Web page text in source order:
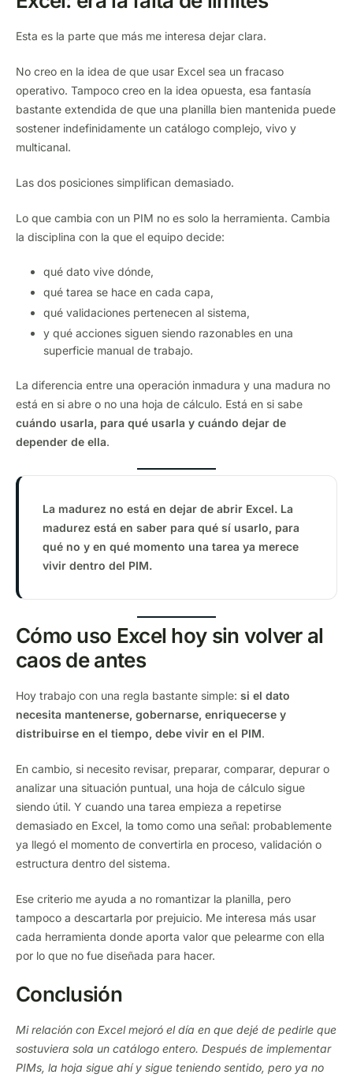
Esta es la parte que más me interesa dejar clara.
No creo en la idea de que usar Excel sea un fracaso
operativo. Tampoco creo en la idea opuesta, esa fantasía
bastante extendida de que una planilla bien mantenida puede
sostener indefinidamente un catálogo complejo, vivo y
multicanal.
Las dos posiciones simplifican demasiado.
Lo que cambia con un PIM no es solo la herramienta. Cambia
la disciplina con la que el equipo decide:
qué dato vive dónde,
qué tarea se hace en cada capa,
qué validaciones pertenecen al sistema,
y qué acciones siguen siendo razonables en una
superficie manual de trabajo.
La diferencia entre una operación inmadura y una madura no
está en si abre o no una hoja de cálculo. Está en si sabe
cuándo usarla, para qué usarla y cuándo dejar de
depender de ella.
La madurez no está en dejar de abrir Excel. La
madurez está en saber para qué sí usarlo, para
qué no y en qué momento una tarea ya merece
vivir dentro del PIM.
Cómo uso Excel hoy sin volver al
caos de antes
Hoy trabajo con una regla bastante simple: si el dato
necesita mantenerse, gobernarse, enriquecerse y
distribuirse en el tiempo, debe vivir en el PIM.
En cambio, si necesito revisar, preparar, comparar, depurar o
analizar una situación puntual, una hoja de cálculo sigue
siendo útil. Y cuando una tarea empieza a repetirse
demasiado en Excel, la tomo como una señal: probablemente
ya llegó el momento de convertirla en proceso, validación o
estructura dentro del sistema.
Ese criterio me ayuda a no romantizar la planilla, pero
tampoco a descartarla por prejuicio. Me interesa más usar
cada herramienta donde aporta valor que pelearme con ella
por lo que no fue diseñada para hacer.
Conclusión
Mi relación con Excel mejoró el día en que dejé de pedirle que
sostuviera sola un catálogo entero. Después de implementar
PIMs, la hoja sigue ahí y sigue teniendo sentido, pero ya no